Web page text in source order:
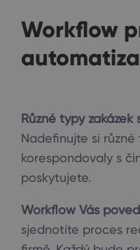
Workflow
Různé typy zakázek
Nadefinujte si
korespondovaly s
poskytujete.
Workflow Vás
sjednotíte proces